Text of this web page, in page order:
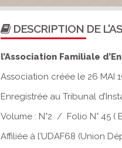
DESCRIPTION DE
l’Association Familiale
Association créée le 26 MAI
Enregistrée au Tribunal
Volume : N°2 / Folio N° 45 (
Affiliée à l’UDAF68 (Union